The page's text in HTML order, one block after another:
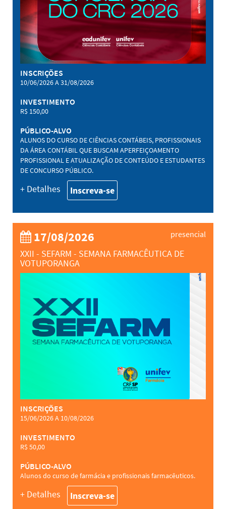
INSCRIÇÕES
10/06/2026 A 31/08/2026
INVESTIMENTO
R$ 150,00
PÚBLICO-ALVO
ALUNOS DO CURSO DE CIÊNCIAS CONTÁBEIS, PROFISSIONAIS
DA ÁREA CONTÁBIL QUE BUSCAM APERFEIÇOAMENTO
PROFISSIONAL E ATUALIZAÇÃO DE CONTEÚDO E ESTUDANTES
DE CONCURSO PÚBLICO.
+ Detalhes Inscreva-se
presencial
17/08/2026
XXII - SEFARM - SEMANA FARMACÊUTICA DE
VOTUPORANGA
INSCRIÇÕES
15/06/2026 A 10/08/2026
INVESTIMENTO
R$ 50,00
PÚBLICO-ALVO
Alunos do curso de farmácia e profissionais farmacêuticos.
+ Detalhes Inscreva-se